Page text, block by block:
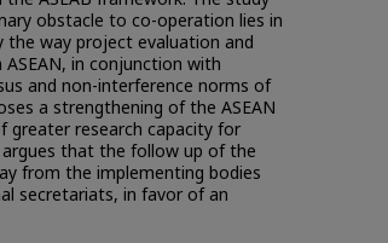
obstacle to co-operation lies in
way project evaluation and
in conjunction with
and non-interference norms of
a strengthening of the ASEAN
greater research capacity for
that the follow up of the
from the implementing bodies
secretariats, in favor of an